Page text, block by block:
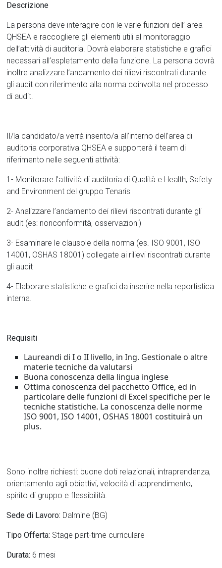
Descrizione
La persona deve interagire con le varie funzioni dell’ area
QHSEA e raccogliere gli elementi utili al monitoraggio
dell’attività di auditoria. Dovrà elaborare statistiche e grafici
necessari all’espletamento della funzione. La persona dovrà
inoltre analizzare l’andamento dei rilievi riscontrati durante
gli audit con riferimento alla norma coinvolta nel processo
di audit.
Il/la candidato/a verrà inserito/a all’interno dell’area di
auditoria corporativa QHSEA e supporterà il team di
riferimento nelle seguenti attività:
1- Monitorare l’attività di auditoria di Qualità e Health, Safety
and Environment del gruppo Tenaris
2- Analizzare l’andamento dei rilievi riscontrati durante gli
audit (es: nonconformità, osservazioni)
3- Esaminare le clausole della norma (es. ISO 9001, ISO
14001, OSHAS 18001) collegate ai rilievi riscontrati durante
gli audit
4- Elaborare statistiche e grafici da inserire nella reportistica
interna.
Requisiti
Laureandi di I o II livello, in Ing. Gestionale o altre
materie tecniche da valutarsi
Buona conoscenza della lingua inglese
Ottima conoscenza del pacchetto Office, ed in
particolare delle funzioni di Excel specifiche per le
tecniche statistiche. La conoscenza delle norme
ISO 9001, ISO 14001, OSHAS 18001 costituirà un
plus.
Sono inoltre richiesti: buone doti relazionali, intraprendenza,
orientamento agli obiettivi, velocità di apprendimento,
spirito di gruppo e flessibilità.
Sede di Lavoro: Dalmine (BG)
Tipo Offerta: Stage part-time curriculare
Durata: 6 mesi